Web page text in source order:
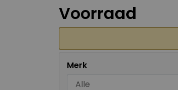
Voorraad
Merk